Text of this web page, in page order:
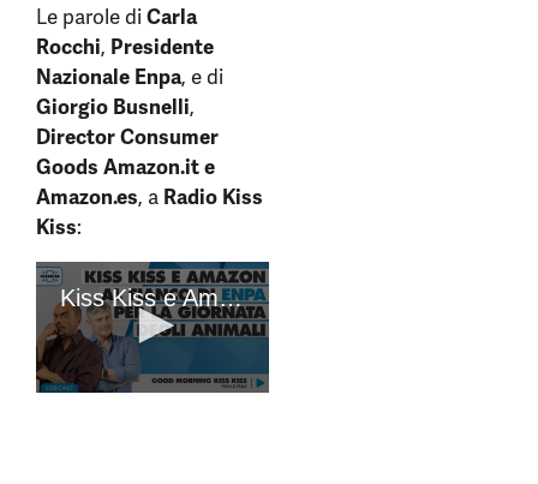
Le parole diCarla
Rocchi, Presidente
Nazionale Enpa, e di
Giorgio Busnelli,
Director Consumer
Goods Amazon.it e
Amazon.es, a Radio Kiss
Kiss: